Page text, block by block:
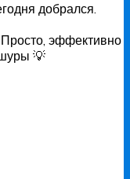
добрался.
эффективно
💡